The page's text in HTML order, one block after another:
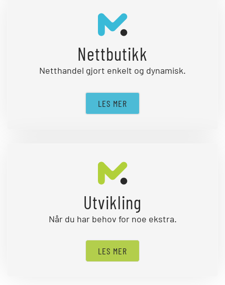
Nettbutikk
Netthandel gjort enkelt og dynamisk.
LES MER
Utvikling
Når du har behov for noe ekstra.
LES MER